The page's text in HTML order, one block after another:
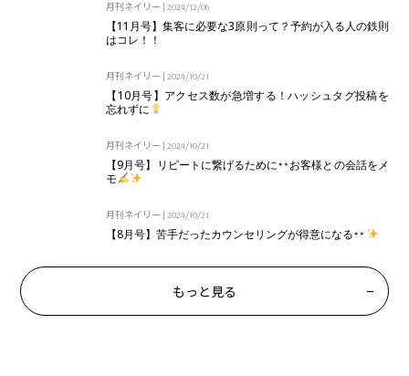
月刊ネイリー |2024/12/06
【11月号】集客に必要な3原則って？予約が入る人の鉄則
はコレ！！
月刊ネイリー |2024/10/21
【10月号】アクセス数が急増する！ハッシュタグ投稿を
忘れずに
月刊ネイリー |2024/10/21
【9月号】リピートに繋げるために
お客様との会話をメ
モ
月刊ネイリー |2024/10/21
【8月号】苦手だったカウンセリングが得意になる
もっと見る